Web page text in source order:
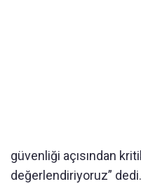
güvenliği açısından
değerlendiriyoruz” dedi.